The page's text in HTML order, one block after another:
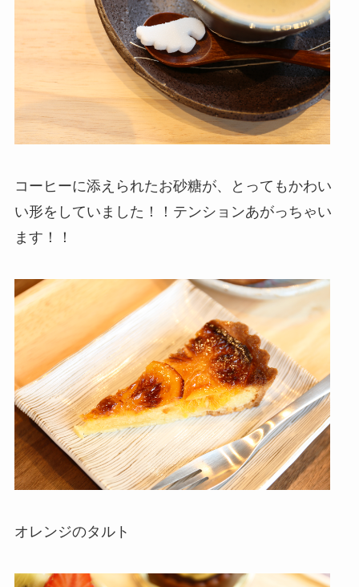
コーヒーに添えられたお砂糖が、とってもかわい
い形をしていました！！テンションあがっちゃい
ます！！
オレンジのタルト